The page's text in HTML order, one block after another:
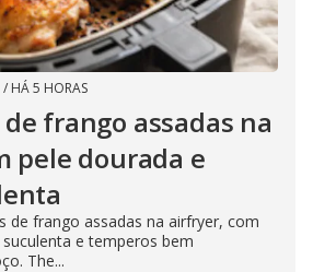
/ HÁ 5 HORAS
frango assadas na
pele dourada e
de frango assadas na airfryer, com
e temperos bem
The...